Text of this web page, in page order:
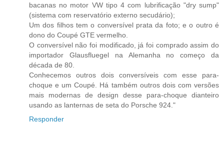
bacanas no motor VW tipo 4 com lubrificação "dry sump"
(sistema com reservatório externo secudário);
Um dos filhos tem o conversível prata da foto; e o outro é
dono do Coupé GTE vermelho.
O conversível não foi modificado, já foi comprado assim do
importador Glausfluegel na Alemanha no começo da
década de 80.
Conhecemos outros dois conversíveis com esse para-
choque e um Coupé. Há também outros dois com versões
mais modernas de design desse para-choque dianteiro
usando as lanternas de seta do Porsche 924."
Responder